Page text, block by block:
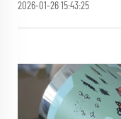
2026-01-26 15:43:25